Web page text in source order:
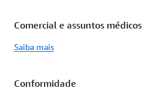
Comercial e assuntos médicos
Saiba mais
Conformidade